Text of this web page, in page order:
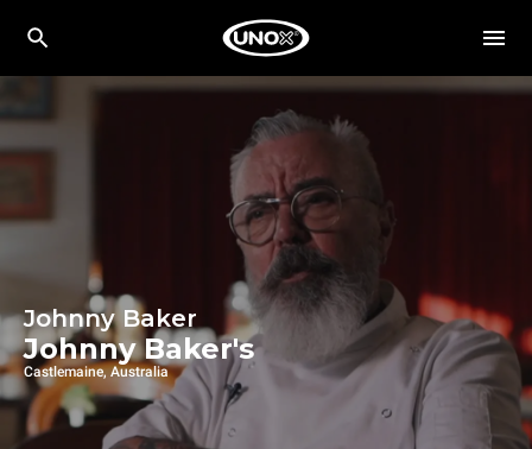
Johnny Baker
Johnny Baker's
Castlemaine, Australia